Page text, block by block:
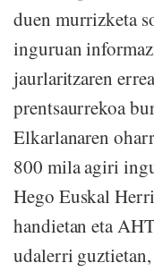
duen murrizketa
inguruan
jaurlaritzaren
prentsaurrekoa
Elkarlanaren
800 mila agiri
Hego Euskal
handietan eta
udalerri